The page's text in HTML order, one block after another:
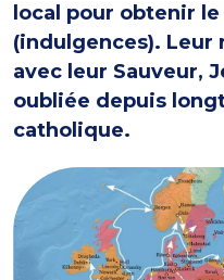
local pour obtenir
(indulgences). Leur
avec leur Sauveur,
oubliée depuis
catholique.